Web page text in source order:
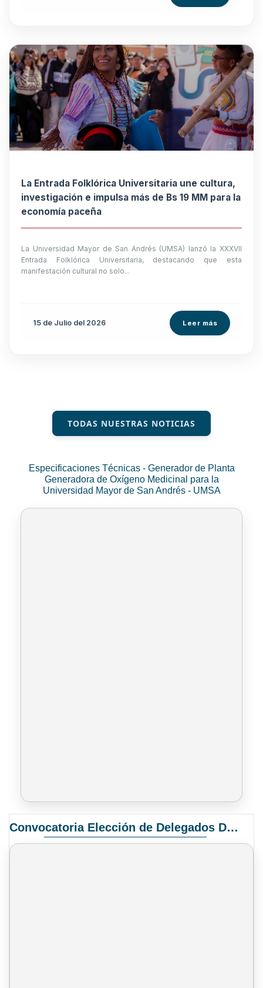
La Entrada Folklórica Universitaria une cultura,
investigación e impulsa más de Bs 19 MM para la
economía paceña
La Universidad Mayor de San Andrés (UMSA) lanzó la XXXVII
Entrada Folklórica Universitaria, destacando que esta
manifestación cultural no solo...
15 de Julio del 2026 Leer más
TODAS NUESTRAS NOTICIAS
Especificaciones Técnicas - Generador de Planta
Generadora de Oxígeno Medicinal para la
Universidad Mayor de San Andrés - UMSA
Convocatoria Elección de Delegados Docentes para el XIV Congreso Nacional de Universidades